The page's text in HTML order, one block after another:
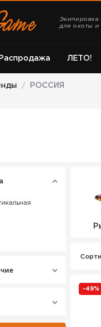
Экипировка
для охоты и
ЛЕТО!
Распродажа
/ РОССИЯ
-49%